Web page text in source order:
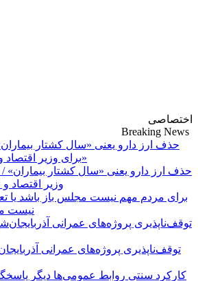
اختصاصی
Breaking News
حذف ارز دارو یعنی «سال کشتار بیماران» /
وزیر اقتصاد و
نیست
توقف‌ناپذیری پروژه‌های عمرانی